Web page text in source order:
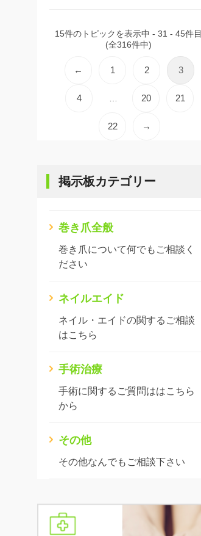
15件のトピックを表示中 - 31 - 45件目
(全316件中)
← 1 2 3
4 20 21
22 →
掲示板カテゴリー
巻き爪全般
巻き爪について何でもご相談く
ださい
ネイルエイド
ネイル・エイドの関するご相談
はこちら
手術治療
手術に関するご質問ははこちら
から
その他
その他なんでもご相談下さい